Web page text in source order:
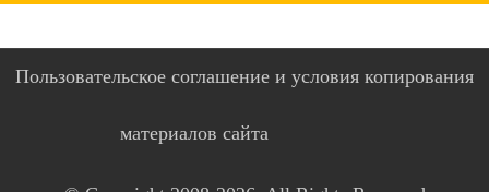
Пользовательское соглашение и условия копирования
материалов сайта